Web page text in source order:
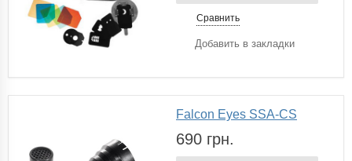
Сравнить
Добавить в закладки
Falcon Eyes SSA-CS
690 грн.